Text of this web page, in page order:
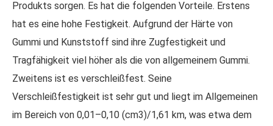
Produkts sorgen. Es hat die folgenden Vorteile. Erstens
hat es eine hohe Festigkeit. Aufgrund der Härte von
Gummi und Kunststoff sind ihre Zugfestigkeit und
Tragfähigkeit viel höher als die von allgemeinem Gummi.
Zweitens ist es verschleißfest. Seine
Verschleißfestigkeit ist sehr gut und liegt im Allgemeinen
im Bereich von 0,01–0,10 (cm3)/1,61 km, was etwa dem